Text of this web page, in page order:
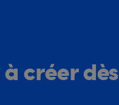
créer dès